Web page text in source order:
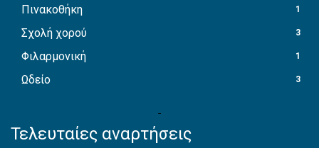
Πινακοθήκη 1
Σχολή χορού 3
Φιλαρμονική 1
Ωδείο 3
Τελευταίες αναρτήσεις